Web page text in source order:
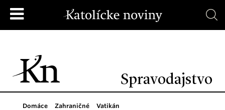
Spravodajstvo
Domáce Zahraničné Vatikán